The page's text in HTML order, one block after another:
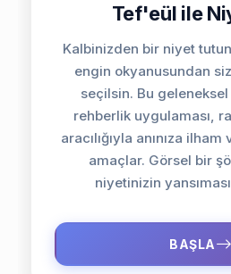
Tef'eül ile
Kalbinizden bir niyet
engin okyanusundan
seçilsin. Bu
rehberlik uygulaması,
aracılığıyla anınıza
amaçlar. Görsel bir
niyetinizin
BAŞLA